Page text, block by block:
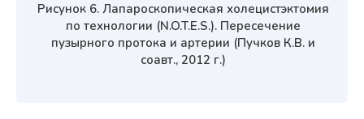
Рисунок 6. Лапароскопическая холецистэктомия
по технологии (N.O.T.E.S.). Пересечение
пузырного протока и артерии (Пучков К.В. и
соавт., 2012 г.)